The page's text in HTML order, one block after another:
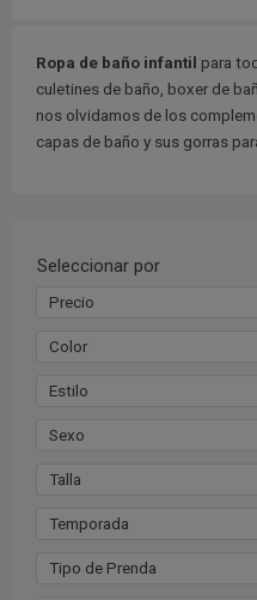
Ropa de baño infantil para
culetines de baño, boxer de
nos olvidamos de los
capas de baño y sus gorras
Seleccionar por
Precio
Color
Estilo
Sexo
Talla
Temporada
Tipo de Prenda